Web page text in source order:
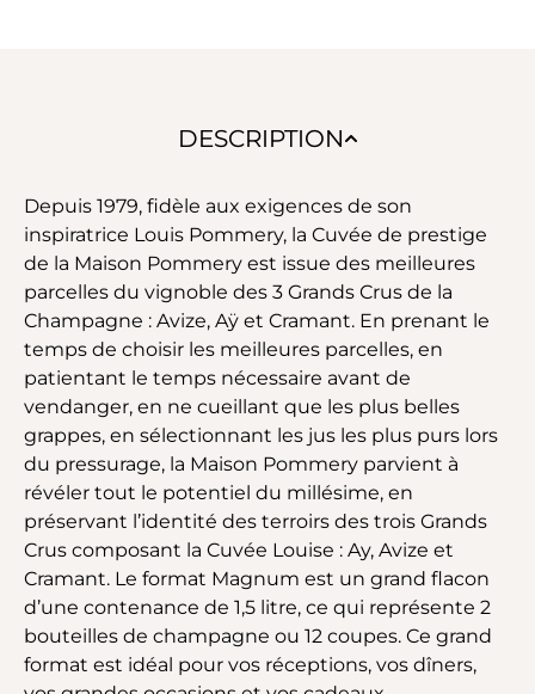
DESCRIPTION
Depuis 1979, fidèle aux exigences de son
inspiratrice Louis Pommery, la Cuvée de prestige
de la Maison Pommery est issue des meilleures
parcelles du vignoble des 3 Grands Crus de la
Champagne : Avize, Aÿ et Cramant. En prenant le
temps de choisir les meilleures parcelles, en
patientant le temps nécessaire avant de
vendanger, en ne cueillant que les plus belles
grappes, en sélectionnant les jus les plus purs lors
du pressurage, la Maison Pommery parvient à
révéler tout le potentiel du millésime, en
préservant l’identité des terroirs des trois Grands
Crus composant la Cuvée Louise : Ay, Avize et
Cramant. Le format Magnum est un grand flacon
d’une contenance de 1,5 litre, ce qui représente 2
bouteilles de champagne ou 12 coupes. Ce grand
format est idéal pour vos réceptions, vos dîners,